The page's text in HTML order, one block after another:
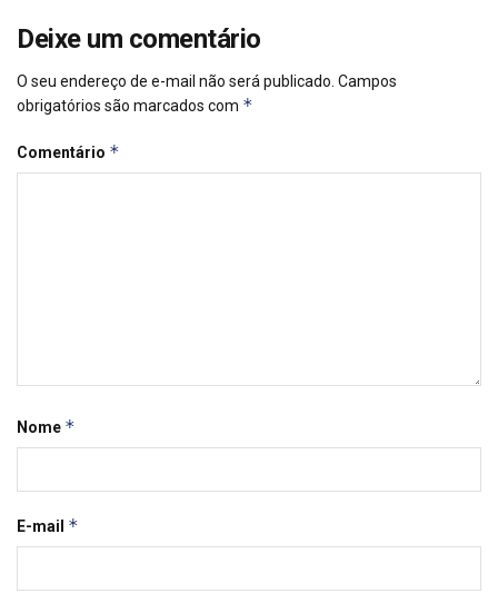
Deixe um comentário
O seu endereço de e-mail não será publicado. Campos
obrigatórios são marcados com *
Comentário *
Nome *
E-mail *